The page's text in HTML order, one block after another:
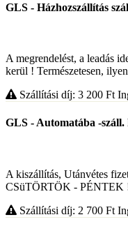
GLS - Házhozszállítás
A megrendelést, a leadás
kerül ! Természetesen,
Szállítási díj: 3 200 Ft
GLS - Automatába -
A kiszállítás, Utánvétes
CSüTÖRTÖK - PÉNTEK !
Szállítási díj: 2 700 Ft